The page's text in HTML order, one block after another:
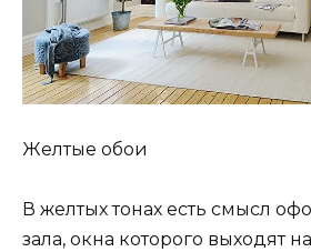
Желтые обои
В желтых тонах есть смысл
зала, окна которого выходят